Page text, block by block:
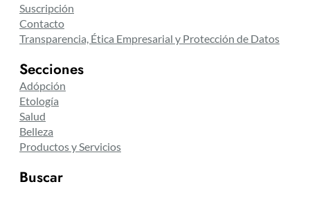
Suscripción
Contacto
Transparencia, Ética Empresarial y Protección de Datos
Secciones
Adópción
Etología
Salud
Belleza
Productos y Servicios
Buscar